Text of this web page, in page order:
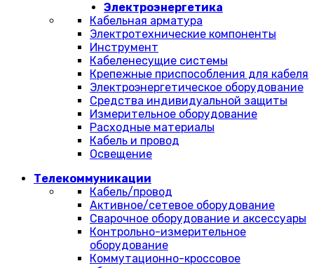
Электроэнергетика
Кабельная арматура
Электротехнические компоненты
Инструмент
Кабеленесущие системы
Крепежные приспособления для кабеля
Электроэнергетическое оборудование
Средства индивидуальной защиты
Измерительное оборудование
Расходные материалы
Кабель и провод
Освещение
Телекоммуникации
Кабель/провод
Активное/сетевое оборудование
Сварочное оборудование и аксессуары
Контрольно-измерительное
оборудование
Коммутационно-кроссовое